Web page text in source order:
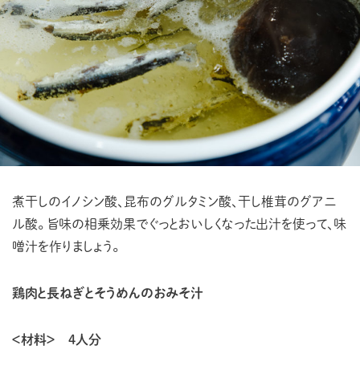
煮干しのイノシン酸、昆布のグルタミン酸、干し椎茸のグアニ
ル酸。 旨味の相乗効果でぐっとおいしくなった出汁を使って、味
噌汁を作りましょう。
鶏肉と長ねぎとそうめんのおみそ汁
＜材料＞ ４人分